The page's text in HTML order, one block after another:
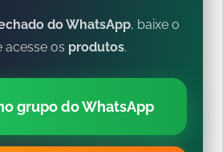
do WhatsApp, baixe o
acesse os produtos.
grupo do WhatsApp